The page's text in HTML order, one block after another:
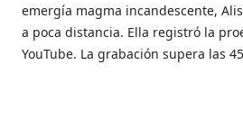
emergía magma incandescente,
a poca distancia. Ella registró la
YouTube. La grabación supera las